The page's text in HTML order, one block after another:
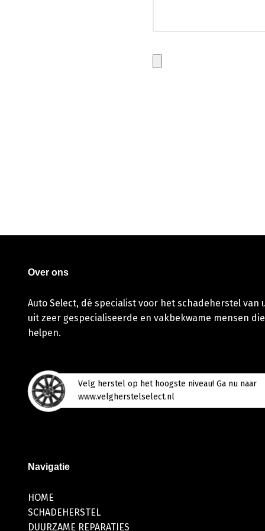
Over ons
Auto Select, dé specialist voor het schadeherstel van
uit zeer gespecialiseerde en vakbekwame mensen
helpen.
Velg herstel op het hoogste niveau! Ga nu naar
www.velgherstelselect.nl
Navigatie
HOME
SCHADEHERSTEL
DUURZAME REPARATIES